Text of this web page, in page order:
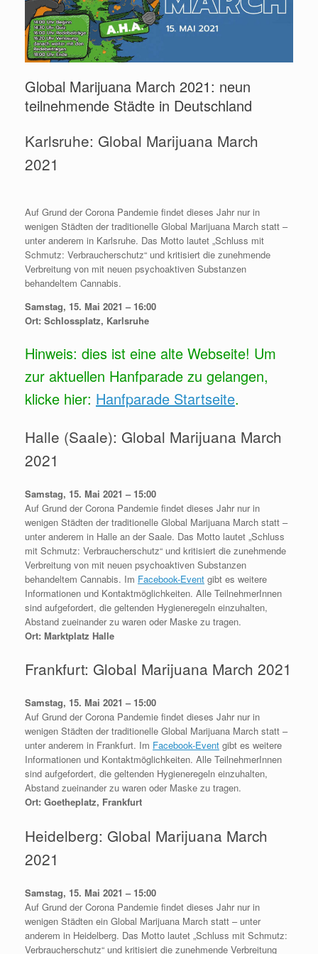
Global Marijuana March 2021: neun
teilnehmende Städte in Deutschland
Karlsruhe: Global Marijuana March
2021
Auf Grund der Corona Pandemie findet dieses Jahr nur in
wenigen Städten der traditionelle Global Marijuana March statt –
unter anderem in Karlsruhe. Das Motto lautet „Schluss mit
Schmutz: Verbraucherschutz“ und kritisiert die zunehmende
Verbreitung von mit neuen psychoaktiven Substanzen
behandeltem Cannabis.
Samstag, 15. Mai 2021 – 16:00
Ort: Schlossplatz, Karlsruhe
Hinweis: dies ist eine alte Webseite! Um
zur aktuellen Hanfparade zu gelangen,
klicke hier: Hanfparade Startseite.
Halle (Saale): Global Marijuana March
2021
Samstag, 15. Mai 2021 – 15:00
Auf Grund der Corona Pandemie findet dieses Jahr nur in
wenigen Städten der traditionelle Global Marijuana March statt –
unter anderem in Halle an der Saale. Das Motto lautet „Schluss
mit Schmutz: Verbraucherschutz“ und kritisiert die zunehmende
Verbreitung von mit neuen psychoaktiven Substanzen
behandeltem Cannabis. Im Facebook-Event gibt es weitere
Informationen und Kontaktmöglichkeiten. Alle TeilnehmerInnen
sind aufgefordert, die geltenden Hygieneregeln einzuhalten,
Abstand zueinander zu waren oder Maske zu tragen.
Ort: Marktplatz Halle
Frankfurt: Global Marijuana March 2021
Samstag, 15. Mai 2021 – 15:00
Auf Grund der Corona Pandemie findet dieses Jahr nur in
wenigen Städten der traditionelle Global Marijuana March statt –
unter anderem in Frankfurt. Im Facebook-Event gibt es weitere
Informationen und Kontaktmöglichkeiten. Alle TeilnehmerInnen
sind aufgefordert, die geltenden Hygieneregeln einzuhalten,
Abstand zueinander zu waren oder Maske zu tragen.
Ort: Goetheplatz, Frankfurt
Heidelberg: Global Marijuana March
2021
Samstag, 15. Mai 2021 – 15:00
Auf Grund der Corona Pandemie findet dieses Jahr nur in
wenigen Städten ein Global Marijuana March statt – unter
anderem in Heidelberg. Das Motto lautet „Schluss mit Schmutz:
Verbraucherschutz“ und kritisiert die zunehmende Verbreitung